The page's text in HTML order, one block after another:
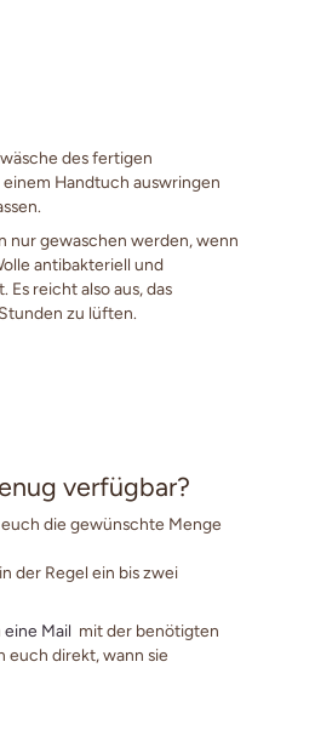
des fertigen
Handtuch auswringen
nur gewaschen werden, wenn
antibakteriell und
reicht also aus, das
zu lüften.
verfügbar?
die gewünschte Menge
der Regel ein bis zwei
eine Mail mit der benötigten
euch direkt, wann sie